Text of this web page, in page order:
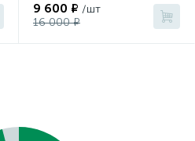
9 600 ₽ /шт
16 000 ₽